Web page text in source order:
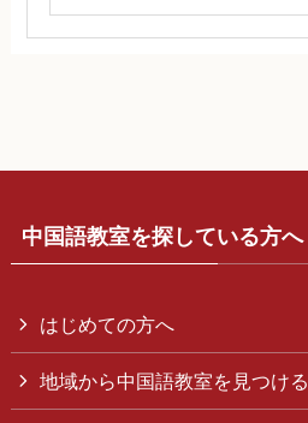
中国語教室を探している方へ
はじめての方へ
地域から中国語教室を見つける